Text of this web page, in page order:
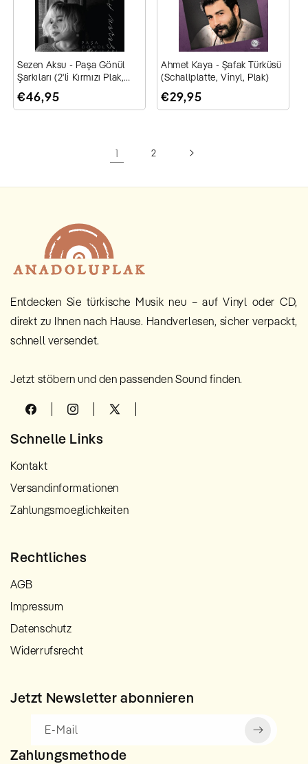
Sezen Aksu - Paşa Gönül
Şarkıları (2'li Kırmızı Plak,
Vinyl, Schallplatte)
Normaler
Preis
€46,95
Ahmet Kaya - Şafak Türküsü
(Schallplatte, Vinyl, Plak)
Normaler
Preis
€29,95
1 2
Entdecken Sie türkische Musik neu – auf Vinyl oder CD,
direkt zu Ihnen nach Hause. Handverlesen, sicher verpackt,
schnell versendet.
Jetzt stöbern und den passenden Sound finden.
Facebook Instagram
X
Schnelle Links
Kontakt
Versandinformationen
Zahlungsmoeglichkeiten
Rechtliches
AGB
Impressum
Datenschutz
Widerrufsrecht
Jetzt Newsletter abonnieren
E-Mail
Zahlungsmethode